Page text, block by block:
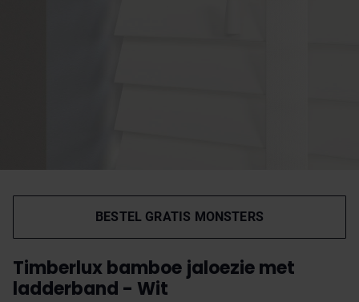
BESTEL GRATIS MONSTERS
Timberlux bamboe jaloezie met
ladderband - Wit